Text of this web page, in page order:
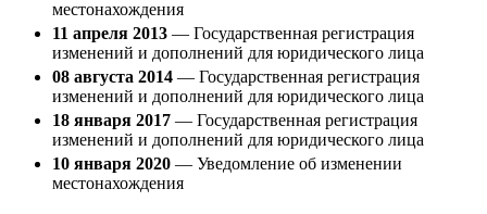
местонахождения
11 апреля 2013 — Государственная регистрация
изменений и дополнений для юридического лица
08 августа 2014 — Государственная регистрация
изменений и дополнений для юридического лица
18 января 2017 — Государственная регистрация
изменений и дополнений для юридического лица
10 января 2020 — Уведомление об изменении
местонахождения